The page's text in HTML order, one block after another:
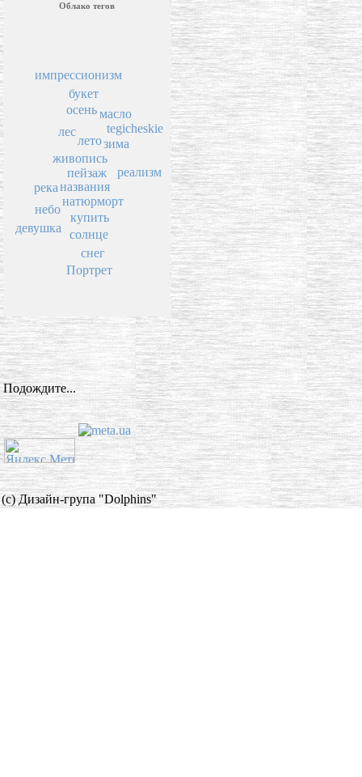
Облако тегов
пейзаж
названия
живопись
лето
натюрморт
купить
солнце
лес
зима
осень
букет
масло
река
снег
tegicheskie
реализм
небо
импрессионизм
Портрет
девушка
Подождите...
(c) Дизайн-група "Dolphins"